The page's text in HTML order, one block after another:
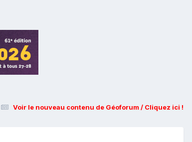
Voir le nouveau contenu de Géoforum / Cliquez ici !